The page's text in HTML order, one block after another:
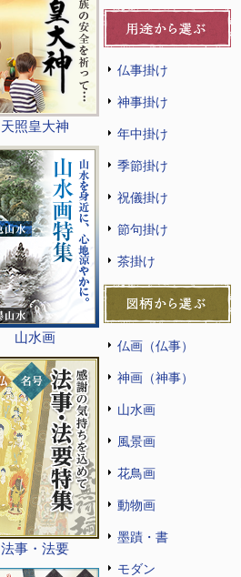
天照皇大神
山水画
法事・法要
仏事掛け
神事掛け
年中掛け
季節掛け
祝儀掛け
節句掛け
茶掛け
仏画（仏事）
神画（神事）
山水画
風景画
花鳥画
動物画
墨蹟・書
モダン